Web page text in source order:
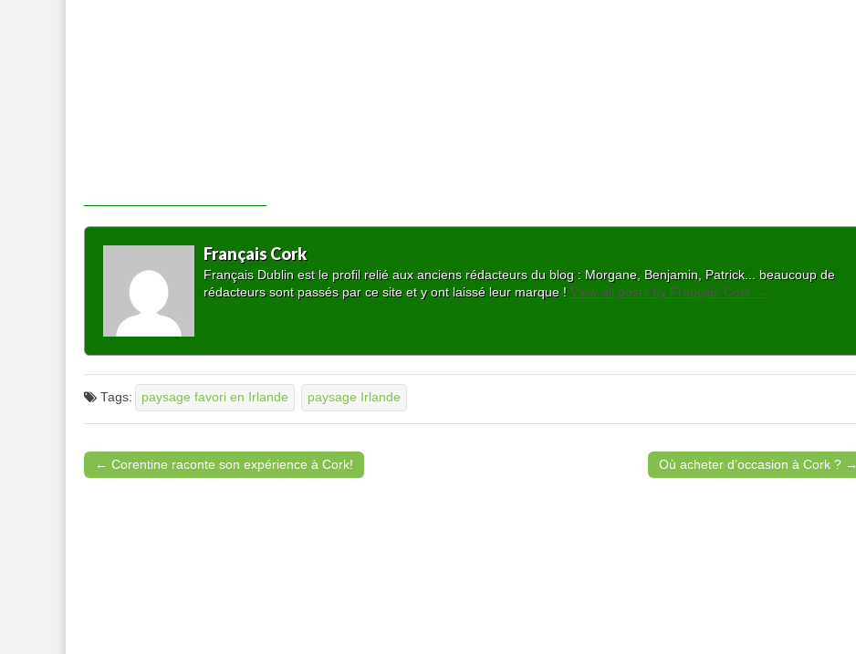
Français Cork
Français Dublin est le profil relié aux anciens rédacteurs du blog : Morgane, Benjamin, Patrick... beaucoup de
rédacteurs sont passés par ce site et y ont laissé leur marque ! View all posts by Français Cork →
Tags: paysage favori en Irlande paysage Irlande
Post navigation
← Corentine raconte son expérience à Cork! Où acheter d’occasion à Cork ? →